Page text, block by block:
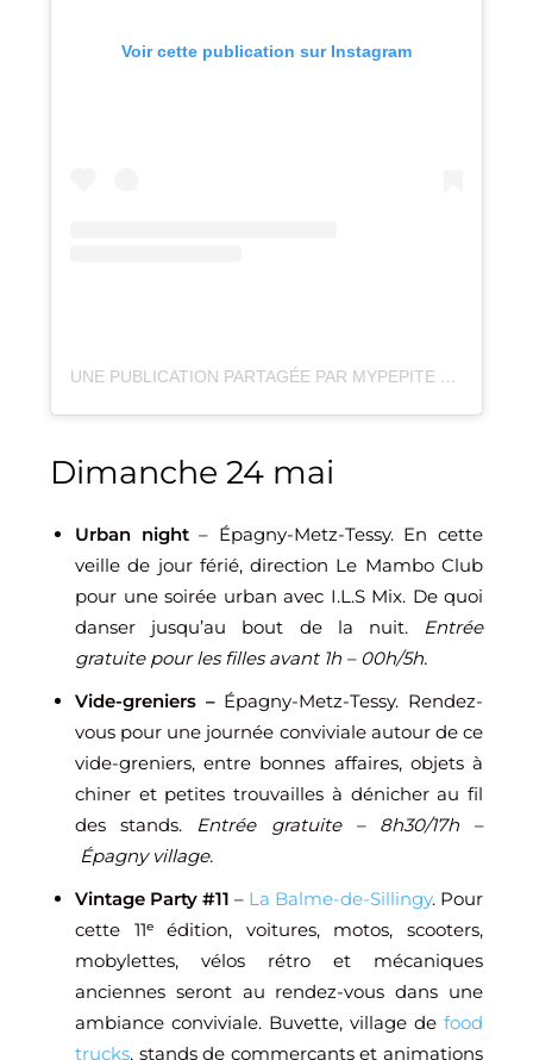
Voir cette publication sur Instagram
UNE PUBLICATION PARTAGÉE PAR MYPEPITE EVENTS – ANNECY (@MY_PEPITE_EVENTS)
Dimanche 24 mai
Urban night– Épagny-Metz-Tessy. En cette
veille de jour férié, direction Le Mambo Club
pour une soirée urban avec I.L.S Mix. De quoi
danser jusqu’au bout de la nuit.
Entrée
gratuite pour les filles avant 1h – 00h/5h.
Vide-greniers – Épagny-Metz-Tessy. Rendez-
vous pour une journée conviviale autour de ce
vide-greniers, entre bonnes affaires, objets à
chiner et petites trouvailles à dénicher au fil
des stands. Entrée gratuite – 8h30/17h –
Épagny village.
Vintage Party #11 – La Balme-de-Sillingy. Pour
cette 11ᵉ édition, voitures, motos, scooters,
mobylettes, vélos rétro et mécaniques
anciennes seront au rendez-vous dans une
ambiance conviviale. Buvette, village de food
trucks, stands de commerçants et animations